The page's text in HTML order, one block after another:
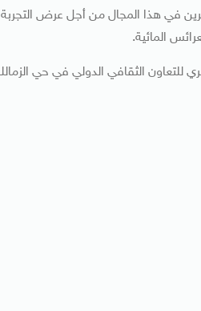
في هذا المجال من أجل عرض
المائية.
الثقافي الدولي في حي